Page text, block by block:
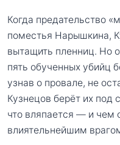
Когда предательство
поместья Нарышкина,
вытащить пленниц. Но
пять обученных убийц
узнав о провале, не
Кузнецов берёт их под
что вляпается — и чем
влиятельнейшим